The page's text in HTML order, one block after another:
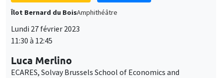
Îlot Bernard du BoisAmphithéâtre
Lundi 27 février 2023
11:30 à 12:45
Luca Merlino
ECARES, Solvay Brussels School of Economics and